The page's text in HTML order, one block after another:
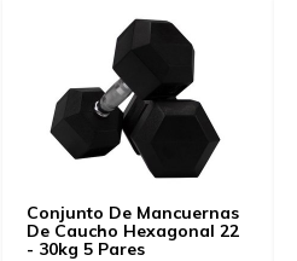
Conjunto De Mancuernas
De Caucho Hexagonal 22
- 30kg 5 Pares